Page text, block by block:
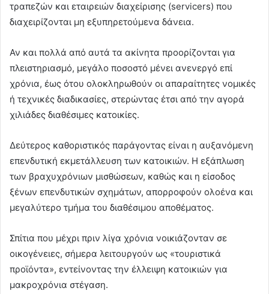
τραπεζών και εταιρειών διαχείρισης (servicers) που
διαχειρίζονται μη εξυπηρετούμενα δάνεια.
Αν και πολλά από αυτά τα ακίνητα προορίζονται για
πλειστηριασμό, μεγάλο ποσοστό μένει ανενεργό επί
χρόνια, έως ότου ολοκληρωθούν οι απαραίτητες νομικές
ή τεχνικές διαδικασίες, στερώντας έτσι από την αγορά
χιλιάδες διαθέσιμες κατοικίες.
Δεύτερος καθοριστικός παράγοντας είναι η αυξανόμενη
επενδυτική εκμετάλλευση των κατοικιών. Η εξάπλωση
των βραχυχρόνιων μισθώσεων, καθώς και η είσοδος
ξένων επενδυτικών σχημάτων, απορροφούν ολοένα και
μεγαλύτερο τμήμα του διαθέσιμου αποθέματος.
Σπίτια που μέχρι πριν λίγα χρόνια νοικιάζονταν σε
οικογένειες, σήμερα λειτουργούν ως «τουριστικά
προϊόντα», εντείνοντας την έλλειψη κατοικιών για
μακροχρόνια στέγαση.